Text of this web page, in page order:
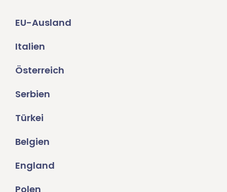
EU-Ausland
Italien
Österreich
Serbien
Türkei
Belgien
England
Polen